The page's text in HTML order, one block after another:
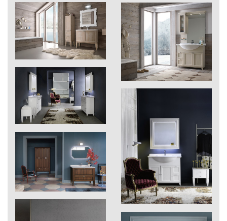
I grandi classici 2017
Voir pdf ›
251
Abete patinato
naturale
252
Abete laccato colore
vista
laterale